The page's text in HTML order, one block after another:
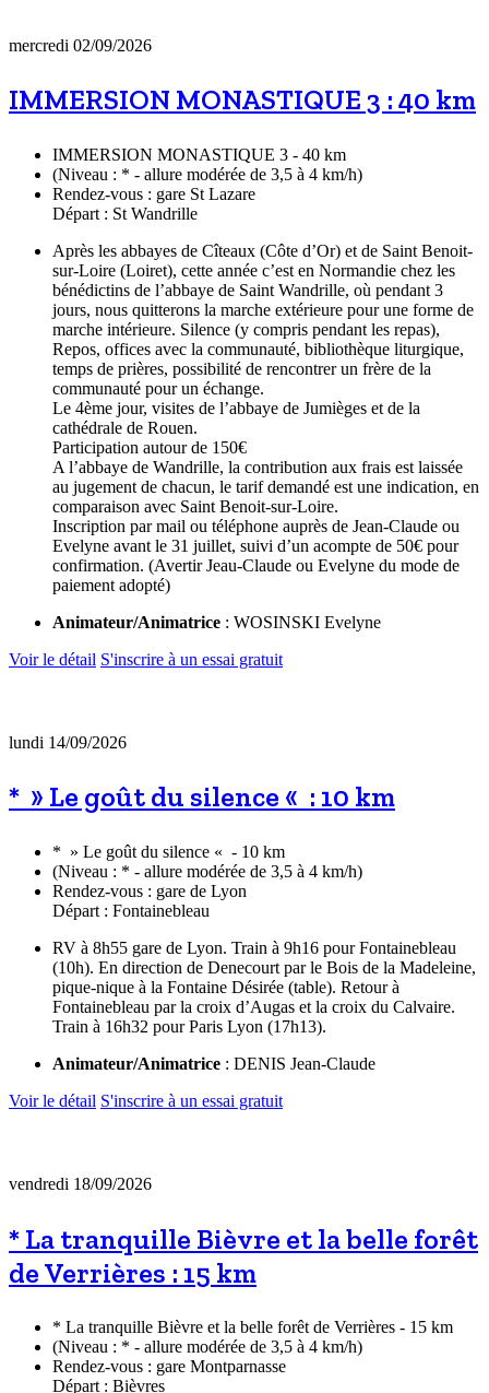
mercredi 02/09/2026
IMMERSION MONASTIQUE 3 : 40 km
IMMERSION MONASTIQUE 3 - 40 km
(Niveau : * - allure modérée de 3,5 à 4 km/h)
Rendez-vous : gare St Lazare
Départ : St Wandrille
Après les abbayes de Cîteaux (Côte d’Or) et de Saint Benoit-
sur-Loire (Loiret), cette année c’est en Normandie chez les
bénédictins de l’abbaye de Saint Wandrille, où pendant 3
jours, nous quitterons la marche extérieure pour une forme de
marche intérieure. Silence (y compris pendant les repas),
Repos, offices avec la communauté, bibliothèque liturgique,
temps de prières, possibilité de rencontrer un frère de la
communauté pour un échange.
Le 4ème jour, visites de l’abbaye de Jumièges et de la
cathédrale de Rouen.
Participation autour de 150€
A l’abbaye de Wandrille, la contribution aux frais est laissée
au jugement de chacun, le tarif demandé est une indication, en
comparaison avec Saint Benoit-sur-Loire.
Inscription par mail ou téléphone auprès de Jean-Claude ou
Evelyne avant le 31 juillet, suivi d’un acompte de 50€ pour
confirmation. (Avertir Jeau-Claude ou Evelyne du mode de
paiement adopté)
Animateur/Animatrice : WOSINSKI Evelyne
Voir le détail S'inscrire à un essai gratuit
lundi 14/09/2026
* » Le goût du silence « : 10 km
* » Le goût du silence « - 10 km
(Niveau : * - allure modérée de 3,5 à 4 km/h)
Rendez-vous : gare de Lyon
Départ : Fontainebleau
RV à 8h55 gare de Lyon. Train à 9h16 pour Fontainebleau
(10h). En direction de Denecourt par le Bois de la Madeleine,
pique-nique à la Fontaine Désirée (table). Retour à
Fontainebleau par la croix d’Augas et la croix du Calvaire.
Train à 16h32 pour Paris Lyon (17h13).
Animateur/Animatrice : DENIS Jean-Claude
Voir le détail S'inscrire à un essai gratuit
vendredi 18/09/2026
* La tranquille Bièvre et la belle forêt
de Verrières : 15 km
* La tranquille Bièvre et la belle forêt de Verrières - 15 km
(Niveau : * - allure modérée de 3,5 à 4 km/h)
Rendez-vous : gare Montparnasse
Départ : Bièvres